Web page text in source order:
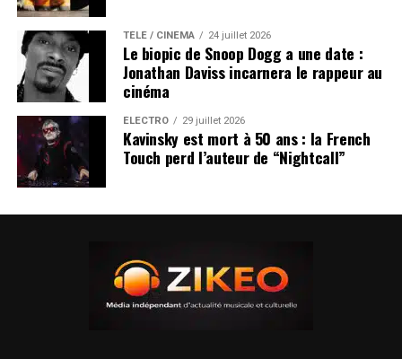
TÉLÉ / CINÉMA 24 juillet 2026
Le biopic de Snoop Dogg a une date :
Jonathan Daviss incarnera le rappeur au
cinéma
ÉLECTRO 29 juillet 2026
Kavinsky est mort à 50 ans : la French
Touch perd l’auteur de “Nightcall”